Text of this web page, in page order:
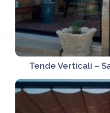
Tende Verticali –